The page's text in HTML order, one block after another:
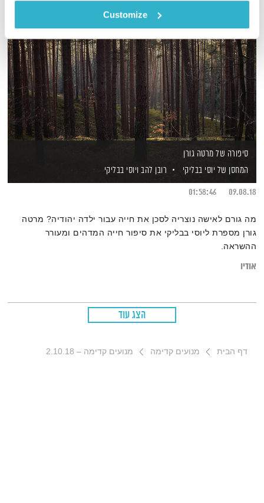
Customize
סיפורה של מרטה גורן
המחסן של יוסי בבליקי
רובן להב ויוסי בבליקי
09.08.18
01:58:46
מה גורם לאישה נוצריה לסכן את חייה עבור ילדה יהודיה? מרטה
גורן מספרת ליוסי בבליקי את סיפור חייה המדהים ומעורר
ההשראה.
אודיו
הצג עוד
דף הבית מנועים קדימה מנועים קדימה – 2.10.18